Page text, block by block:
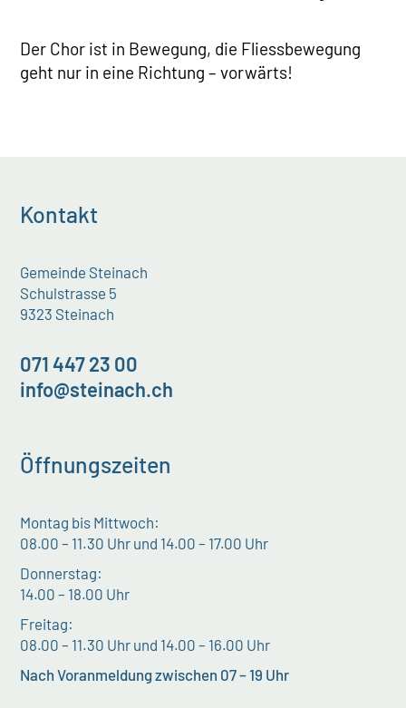
Der Chor ist in Bewegung, die Fliessbewegung
geht nur in eine Richtung – vorwärts!
Kontakt
Gemeinde Steinach
Schulstrasse 5
9323 Steinach
071 447 23 00
info@steinach.ch
Öffnungszeiten
Montag bis Mittwoch:
08.00 – 11.30 Uhr und 14.00 – 17.00 Uhr
Donnerstag:
14.00 – 18.00 Uhr
Freitag:
08.00 – 11.30 Uhr und 14.00 – 16.00 Uhr
Nach Voranmeldung zwischen 07 – 19 Uhr